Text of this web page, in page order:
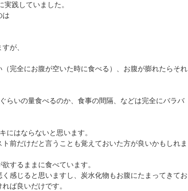
践していました。
は
が、
完全にお腹が空いた時に食べる）、お腹が膨れたらそれ
らいの量食べるのか、食事の間隔、などは完全にバラバ
にはならないと思います。
前だけだと言うことも覚えておいた方が良いかもしれま
するままに食べています。
感じると思いますし、炭水化物もお腹にたまってきてお
ば良いだけです。